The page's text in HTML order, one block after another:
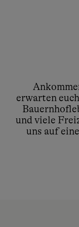
erwarten
und viele
uns auf